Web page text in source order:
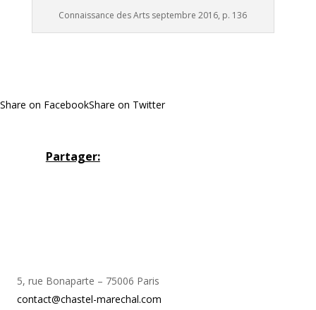
Connaissance des Arts septembre 2016, p. 136
Share on FacebookShare on Twitter
Partager:
5, rue Bonaparte – 75006 Paris
contact@chastel-marechal.com